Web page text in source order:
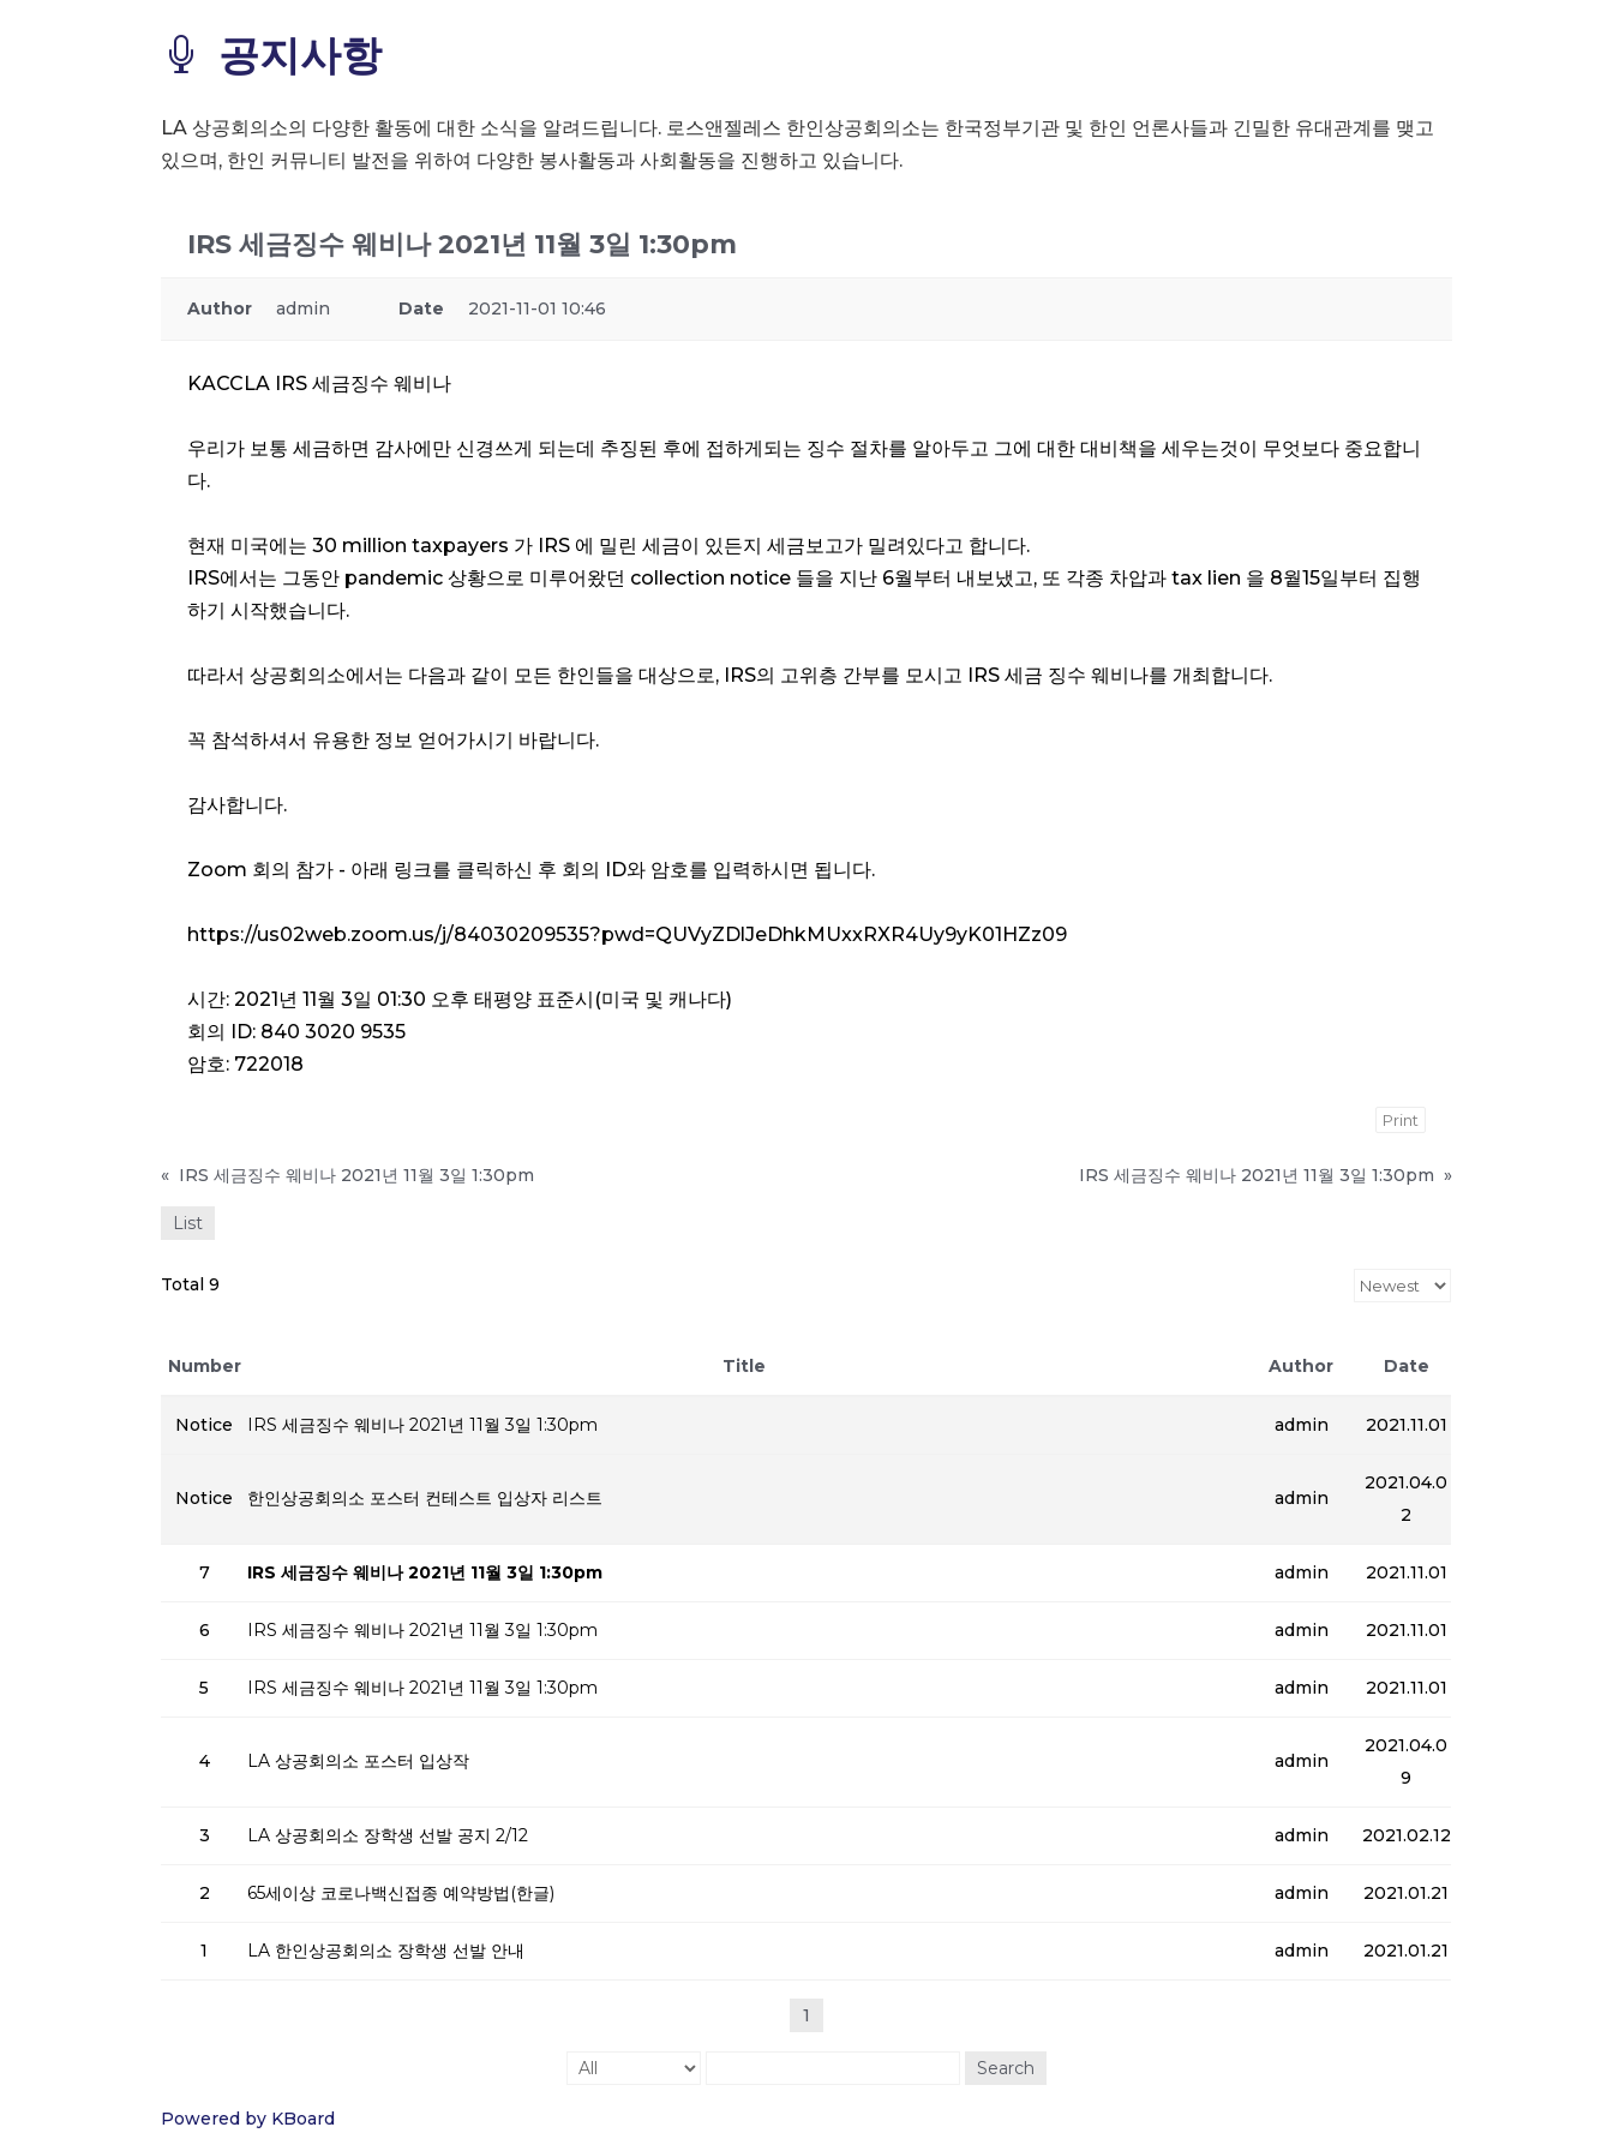
 공지사항
LA 상공회의소의 다양한 활동에 대한 소식을 알려드립니다. 로스앤젤레스 한인상공회의소는 한국정부기관 및 한인 언론사들과 긴밀한 유대관계를 맺고
있으며, 한인 커뮤니티 발전을 위하여 다양한 봉사활동과 사회활동을 진행하고 있습니다.
IRS 세금징수 웨비나 2021년 11월 3일 1:30pm
Author admin Date 2021-11-01 10:46
KACCLA IRS 세금징수 웨비나
우리가 보통 세금하면 감사에만 신경쓰게 되는데 추징된 후에 접하게되는 징수 절차를 알아두고 그에 대한 대비책을 세우는것이 무엇보다 중요합니
다.
현재 미국에는 30 million taxpayers 가 IRS 에 밀린 세금이 있든지 세금보고가 밀려있다고 합니다.
IRS에서는 그동안 pandemic 상황으로 미루어왔던 collection notice 들을 지난 6월부터 내보냈고, 또 각종 차압과 tax lien 을 8웥15일부터 집행
하기 시작했습니다.
따라서 상공회의소에서는 다음과 같이 모든 한인들을 대상으로, IRS의 고위층 간부를 모시고 IRS 세금 징수 웨비나를 개최합니다.
꼭 참석하셔서 유용한 정보 얻어가시기 바랍니다.
감사합니다.
Zoom 회의 참가 - 아래 링크를 클릭하신 후 회의 ID와 암호를 입력하시면 됩니다.
https://us02web.zoom.us/j/84030209535?pwd=QUVyZDlJeDhkMUxxRXR4Uy9yK01HZz09
시간: 2021년 11월 3일 01:30 오후 태평양 표준시(미국 및 캐나다)
회의 ID: 840 3020 9535
암호: 722018
Print
« IRS 세금징수 웨비나 2021년 11월 3일 1:30pm IRS 세금징수 웨비나 2021년 11월 3일 1:30pm »
List
Total 9
Number Title Author Date
Notice IRS 세금징수 웨비나 2021년 11월 3일 1:30pm admin 2021.11.01
Notice 한인상공회의소 포스터 컨테스트 입상자 리스트 admin
2021.04.0
2
7 IRS 세금징수 웨비나 2021년 11월 3일 1:30pm admin 2021.11.01
6 IRS 세금징수 웨비나 2021년 11월 3일 1:30pm admin 2021.11.01
5 IRS 세금징수 웨비나 2021년 11월 3일 1:30pm admin 2021.11.01
4 LA 상공회의소 포스터 입상작 admin
2021.04.0
9
3 LA 상공회의소 장학생 선발 공지 2/12 admin 2021.02.12
2 65세이상 코로나백신접종 예약방법(한글) admin 2021.01.21
1 LA 한인상공회의소 장학생 선발 안내 admin 2021.01.21
1
Search
Powered by KBoard